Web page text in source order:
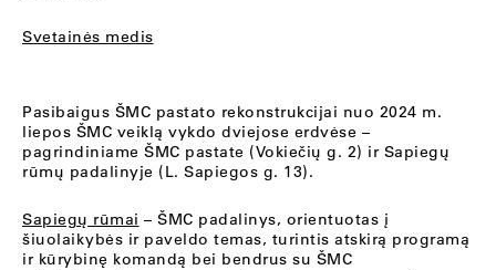
Svetainės medis
Pasibaigus ŠMC pastato rekonstrukcijai nuo 2024 m.
liepos ŠMC veiklą vykdo dviejose erdvėse –
pagrindiniame ŠMC pastate (Vokiečių g. 2) ir Sapiegų
rūmų padalinyje (L. Sapiegos g. 13).
Sapiegų rūmai – ŠMC padalinys, orientuotas į
šiuolaikybės ir paveldo temas, turintis atskirą programą
ir kūrybinę komandą bei bendrus su ŠMC